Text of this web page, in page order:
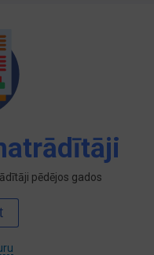
pēdējos gados